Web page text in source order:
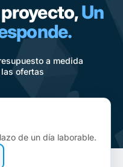
Un
a medida
ofertas
de un día laborable.